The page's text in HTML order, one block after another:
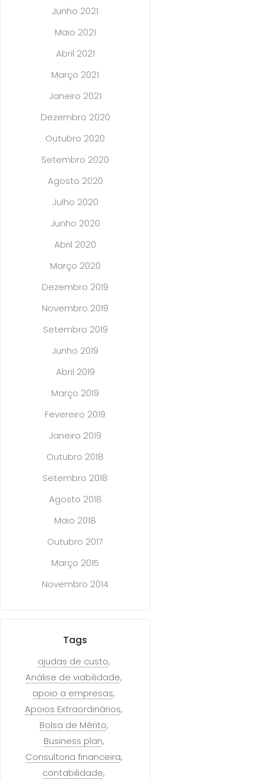
Junho 2021
Maio 2021
Abril 2021
Março 2021
Janeiro 2021
Dezembro 2020
Outubro 2020
Setembro 2020
Agosto 2020
Julho 2020
Junho 2020
Abril 2020
Março 2020
Dezembro 2019
Novembro 2019
Setembro 2019
Junho 2019
Abril 2019
Março 2019
Fevereiro 2019
Janeiro 2019
Outubro 2018
Setembro 2018
Agosto 2018
Maio 2018
Outubro 2017
Março 2015
Novembro 2014
Tags
ajudas de custo
Análise de viabilidade
apoio a empresas
Apoios Extraordinários
Bolsa de Mérito
Business plan
Consultoria financeira
contabilidade